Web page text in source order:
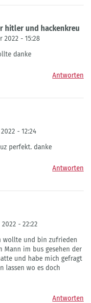
hitler und hackenkreu
- 15:28
danke
Antworten
- 12:24
perfekt. danke
Antworten
- 22:22
wollte und bin zufrieden
Mann im bus gesehen der
und habe mich gefragt
lassen wo es doch
Antworten